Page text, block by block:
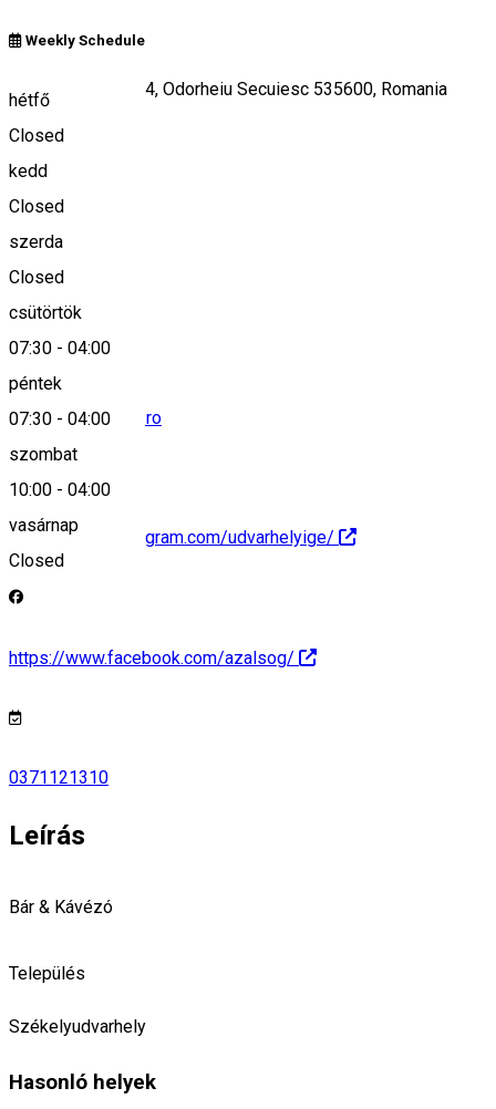
Weekly Schedule
hétfő
Closed
kedd
Closed
szerda
Closed
csütörtök
07:30 - 04:00
péntek
07:30 - 04:00
szombat
10:00 - 04:00
vasárnap
Closed
Strada Santimbru 4, Odorheiu Secuiesc 535600, Romania
Keresd térképen
alsog@harellzeff.ro
https://www.instagram.com/udvarhelyige/
https://www.facebook.com/azalsog/
0371121310
Leírás
Bár & Kávézó
Település
Székelyudvarhely
Hasonló helyek